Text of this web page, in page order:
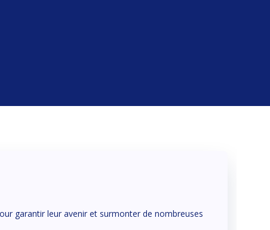
garantir leur avenir et surmonter de nombreuses